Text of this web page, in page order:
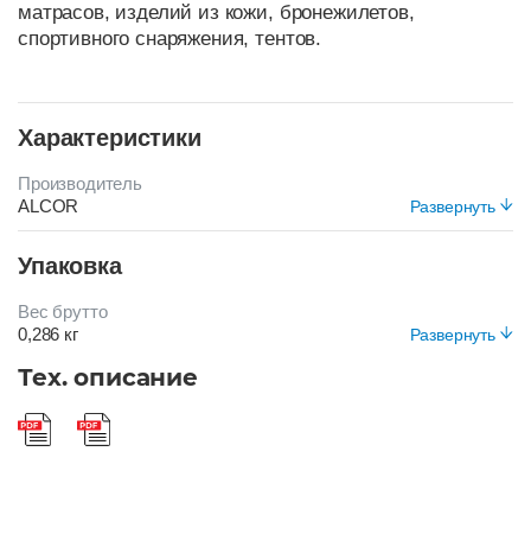
матрасов, изделий из кожи, бронежилетов,
спортивного снаряжения, тентов.
Характеристики
Развернуть
Производитель
ALCOR
ЗЕЛЕНЫЙ
Упаковка
Развернуть
Вес брутто
0,286 кг
Вид упаковки
Короб
Тех. описание